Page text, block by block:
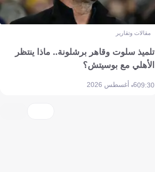
مقالات وتقارير
تلميذ سلوت وقاهر برشلونة.. ماذا ينتظر
الأهلي مع بوسيتش؟
09:306 أغسطس 2026